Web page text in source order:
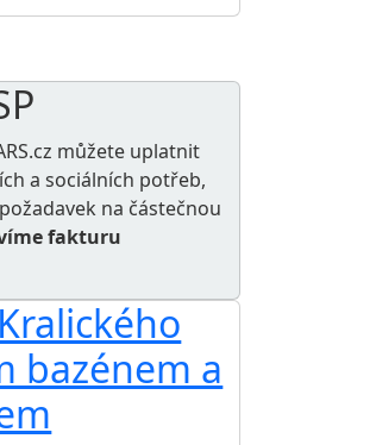
můžete uplatnit
a sociálních potřeb,
na částečnou
fakturu
bazénem a